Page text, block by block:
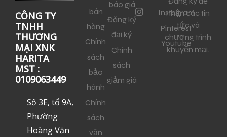
CÔNG TY
TNHH
THƯƠNG
MẠI XNK
HARITA
MST :
0109063449
Số 3E, tổ 9A,
Phường
Hoàng Văn
bán
hàng
Chính
sách
bảo
hành
Chính
sách
vận
báo giá
Đăng ký
đại ký
Chính
sách
giảm giá
Instagram
Pinterest
Youtube
nhận các tin
tức và
chương trình
khuyến mại.